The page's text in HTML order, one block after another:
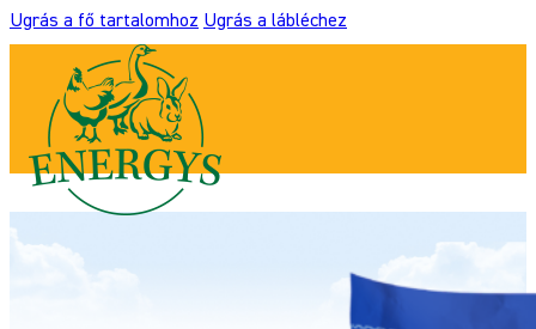
Ugrás a fő tartalomhoz Ugrás a lábléchez